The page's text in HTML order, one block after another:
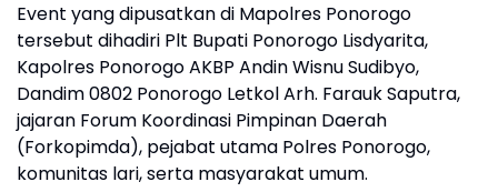
Event yang dipusatkan di Mapolres Ponorogo
tersebut dihadiri Plt Bupati Ponorogo Lisdyarita,
Kapolres Ponorogo AKBP Andin Wisnu Sudibyo,
Dandim 0802 Ponorogo Letkol Arh. Farauk Saputra,
jajaran Forum Koordinasi Pimpinan Daerah
(Forkopimda), pejabat utama Polres Ponorogo,
komunitas lari, serta masyarakat umum.